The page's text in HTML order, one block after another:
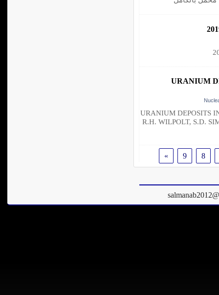
URANIUM
URANIUM DEPOSITS
R.H. WILPOLT, S.D.
8
9
»